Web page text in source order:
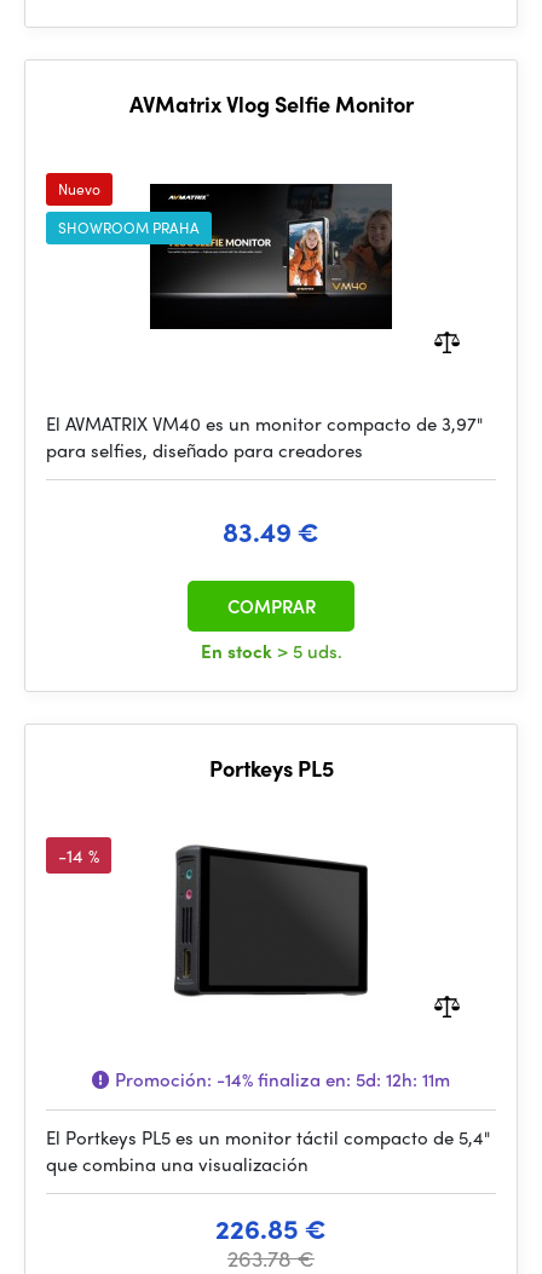
AVMatrix Vlog Selfie Monitor
Nuevo
SHOWROOM PRAHA
El AVMATRIX VM40 es un monitor compacto de 3,97"
para selfies, diseñado para creadores
83.49 €
En stock > 5 uds.
COMPRAR
Portkeys PL5
-14 %
Promoción: -14%finaliza en: 5d: 12h: 11m
El Portkeys PL5 es un monitor táctil compacto de 5,4"
que combina una visualización
226.85 €
263.78 €